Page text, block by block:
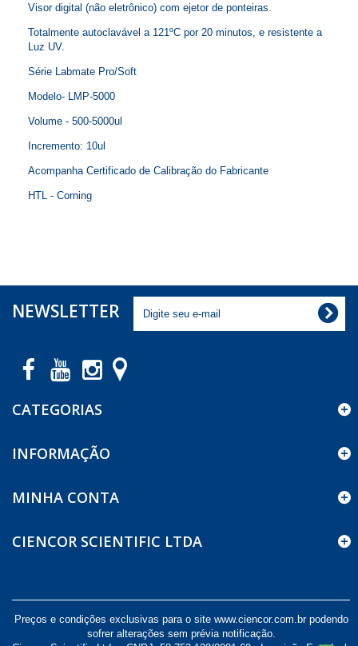
Visor digital (não eletrônico) com ejetor de ponteiras.
Totalmente autoclavável a 121ºC por 20 minutos, e resistente a
Luz UV.
Série Labmate Pro/Soft
Modelo- LMP-5000
Volume - 500-5000ul
Incremento: 10ul
Acompanha Certificado de Calibração do Fabricante
HTL - Corning
NEWSLETTER
CATEGORIAS
INFORMAÇÃO
Preços e condições exclusivas para o site www.ciencor.com.br podendo
sofrer alterações sem prévia notificação.
MINHA CONTA
CIENCOR SCIENTIFIC LTDA